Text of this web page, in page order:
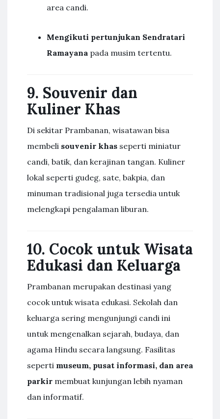
area candi.
Mengikuti pertunjukan Sendratari
Ramayana pada musim tertentu.
9. Souvenir dan
Kuliner Khas
Di sekitar Prambanan, wisatawan bisa
membeli souvenir khas seperti miniatur
candi, batik, dan kerajinan tangan. Kuliner
lokal seperti gudeg, sate, bakpia, dan
minuman tradisional juga tersedia untuk
melengkapi pengalaman liburan.
10. Cocok untuk Wisata
Edukasi dan Keluarga
Prambanan merupakan destinasi yang
cocok untuk wisata edukasi. Sekolah dan
keluarga sering mengunjungi candi ini
untuk mengenalkan sejarah, budaya, dan
agama Hindu secara langsung. Fasilitas
seperti museum, pusat informasi, dan area
parkir membuat kunjungan lebih nyaman
dan informatif.